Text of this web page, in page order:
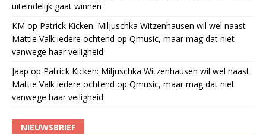
uiteindelijk gaat winnen
KM op Patrick Kicken: Miljuschka Witzenhausen wil wel naast
Mattie Valk iedere ochtend op Qmusic, maar mag dat niet
vanwege haar veiligheid
Jaap op Patrick Kicken: Miljuschka Witzenhausen wil wel naast
Mattie Valk iedere ochtend op Qmusic, maar mag dat niet
vanwege haar veiligheid
NIEUWSBRIEF